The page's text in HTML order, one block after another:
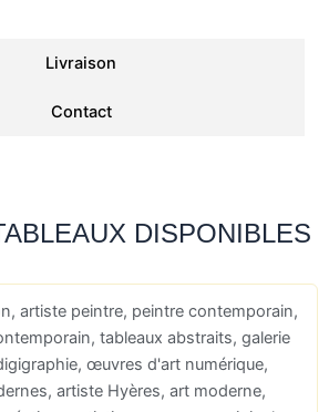
Livraison
Contact
DISPONIBLES